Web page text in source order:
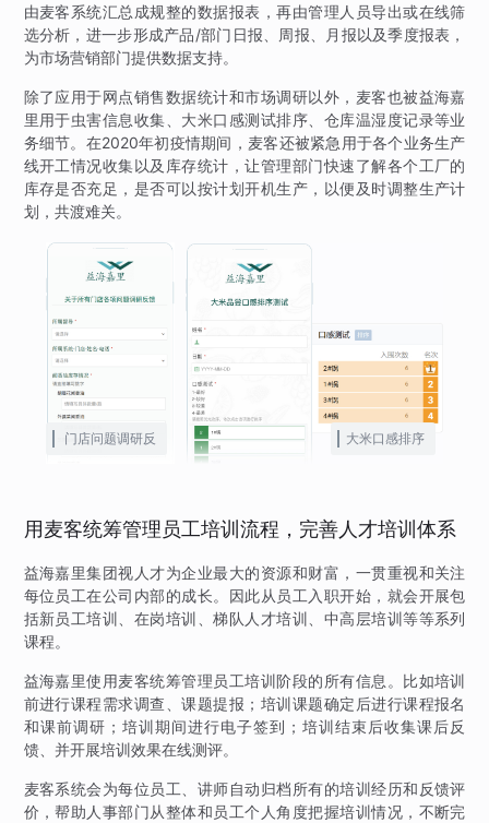
由麦客系统汇总成规整的数据报表，再由管理人员导出或在线筛
选分析，进一步形成产品/部门日报、周报、月报以及季度报表，
为市场营销部门提供数据支持。
除了应用于网点销售数据统计和市场调研以外，麦客也被益海嘉
里用于虫害信息收集、大米口感测试排序、仓库温湿度记录等业
务细节。在2020年初疫情期间，麦客还被紧急用于各个业务生产
线开工情况收集以及库存统计，让管理部门快速了解各个工厂的
库存是否充足，是否可以按计划开机生产，以便及时调整生产计
划，共渡难关。
门店问题调研反
大米口感排序
用麦客统筹管理员工培训流程，完善人才培训体系
益海嘉里集团视人才为企业最大的资源和财富，一贯重视和关注
每位员工在公司内部的成长。因此从员工入职开始，就会开展包
括新员工培训、在岗培训、梯队人才培训、中高层培训等等系列
课程。
益海嘉里使用麦客统筹管理员工培训阶段的所有信息。比如培训
前进行课程需求调查、课题提报；培训课题确定后进行课程报名
和课前调研；培训期间进行电子签到；培训结束后收集课后反
馈、并开展培训效果在线测评。
麦客系统会为每位员工、讲师自动归档所有的培训经历和反馈评
价，帮助人事部门从整体和员工个人角度把握培训情况，不断完